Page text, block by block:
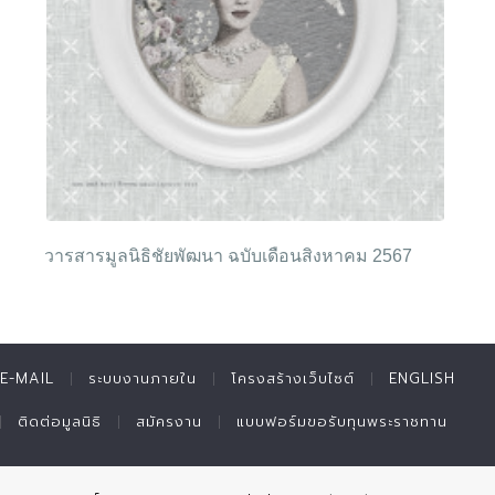
วารสารมูลนิธิชัยพัฒนา ฉบับเดือนสิงหาคม 2567
E-MAIL ระบบงานภายใน โครงสร้างเว็บไซต์ ENGLISH
ติดต่อมูลนิธิ สมัครงาน แบบฟอร์มขอรับทุนพระราชทาน